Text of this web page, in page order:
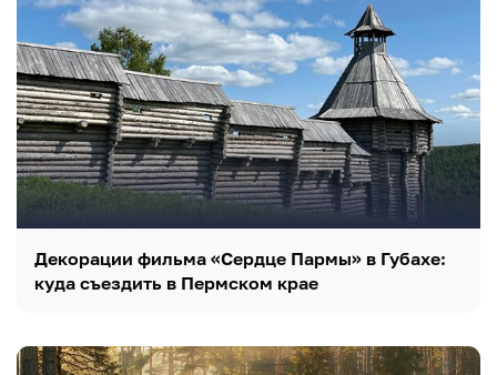
Декорации фильма «Сердце Пармы» в Губахе:
куда съездить в Пермском крае